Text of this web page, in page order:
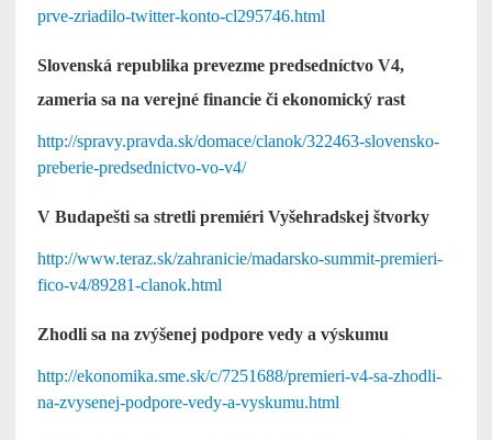
prve-zriadilo-twitter-konto-cl295746.html
Slovenská republika prevezme predsedníctvo V4,
zameria sa na verejné financie či ekonomický rast
http://spravy.pravda.sk/domace/clanok/322463-slovensko-
preberie-predsednictvo-vo-v4/
V Budapešti sa stretli premiéri Vyšehradskej štvorky
http://www.teraz.sk/zahranicie/madarsko-summit-premieri-
fico-v4/89281-clanok.html
Zhodli sa na zvýšenej podpore vedy a výskumu
http://ekonomika.sme.sk/c/7251688/premieri-v4-sa-zhodli-
na-zvysenej-podpore-vedy-a-vyskumu.html